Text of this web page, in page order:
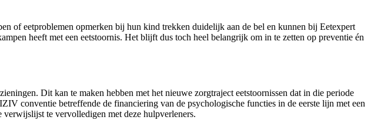
of eetproblemen opmerken bij hun kind trekken duidelijk aan de bel en kunnen bij Eetexpert
heeft met een eetstoornis. Het blijft dus toch heel belangrijk om in te zetten op preventie én
Dit kan te maken hebben met het nieuwe zorgtraject eetstoornissen dat in die periode
conventie betreffende de financiering van de psychologische functies in de eerste lijn met een
verwijslijst te vervolledigen met deze hulpverleners.